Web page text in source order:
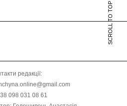
SCROLL TO TOP
редакції:
098 031 08 61